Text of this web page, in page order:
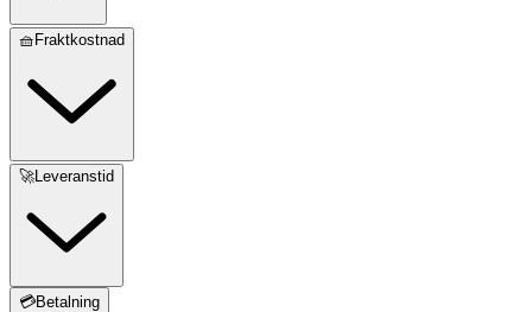
🧺Fraktkostnad
🚀Leveranstid
💳Betalning